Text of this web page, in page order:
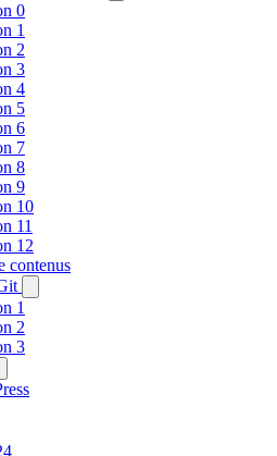
0
1
2
3
4
5
6
7
8
9
10
11
12
contenus
1
2
3